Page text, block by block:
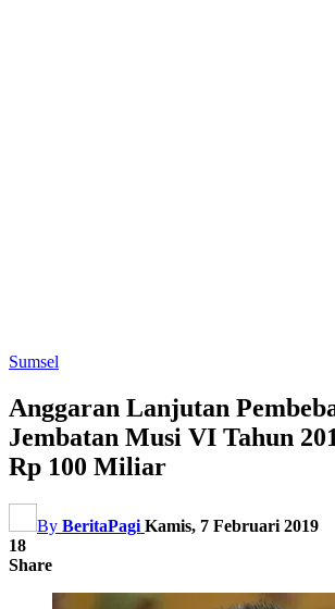
Sumsel
Anggaran Lanjutan
Jembatan Musi VI Tahun
Rp 100 Miliar
By BeritaPagi Kamis, 7 Februari 2019
18
Share